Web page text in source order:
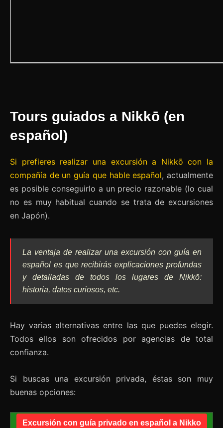
Tours guiados a Nikkō (en
español)
Si prefieres realizar una excursión a Nikkō con la
compañía de un guía que hable español, actualmente
es posible conseguirlo a un precio razonable (lo cual
no es muy habitual cuando se trata de excursiones
en Japón).
La ventaja de realizar una excursión con guía en
español es que recibirás explicaciones profundas
y detalladas de todos los lugares de Nikkō:
historia, datos curiosos, etc.
Hay varias alternativas entre las que puedes elegir.
Todos ellos son ofrecidos por agencias de total
confianza.
Si buscas una excursión privada, éstas son muy
buenas opciones:
Excursión con guía privado en español a Nikko